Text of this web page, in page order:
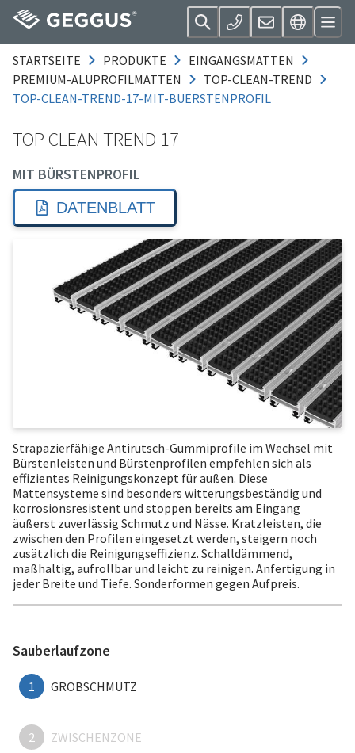
STARTSEITE PRODUKTE
EINGANGSMATTEN
PREMIUM-ALUPROFILMATTEN
TOP-CLEAN-TREND
TOP-CLEAN-TREND-17-MIT-BUERSTENPROFIL
TOP CLEAN TREND 17
MIT BÜRSTENPROFIL
DATENBLATT
Strapazierfähige Antirutsch-Gummiprofile im Wechsel mit
Bürstenleisten und Bürstenprofilen empfehlen sich als
effizientes Reinigungskonzept für außen. Diese
Mattensysteme sind besonders witterungsbeständig und
korrosionsresistent und stoppen bereits am Eingang
äußerst zuverlässig Schmutz und Nässe. Kratzleisten, die
zwischen den Profilen eingesetzt werden, steigern noch
zusätzlich die Reinigungseffizienz. Schalldämmend,
maßhaltig, aufrollbar und leicht zu reinigen. Anfertigung in
jeder Breite und Tiefe. Sonderformen gegen Aufpreis.
Sauberlaufzone
1 GROBSCHMUTZ
2 ZWISCHENZONE